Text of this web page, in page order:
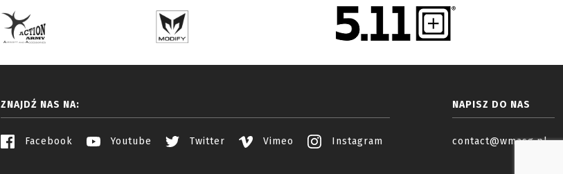
ZNAJDŹ NAS NA:
Facebook Youtube Twitter Vimeo Instagram
NAPISZ DO NAS
contact@wmasg.pl